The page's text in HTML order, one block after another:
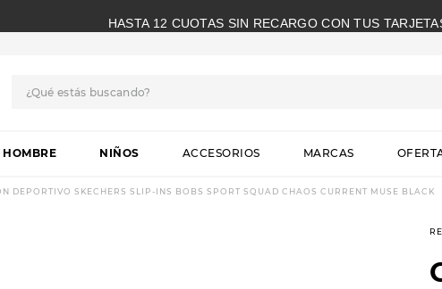
HASTA 12 CUOTAS SIN RECARGO CON TUS
HOMBRE NIÑOS ACCESORIOS MARCAS
DEPORTIVO SKECHERS SLIP-INS BOBS SPORT SQUAD CHAOS CURRENT MUSE BLACK